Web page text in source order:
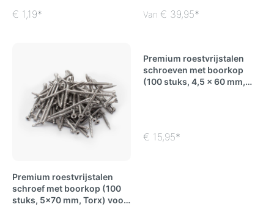
€ 1,19* Van € 39,95*
Premium roestvrijstalen
schroef met boorkop (100
stuks, 5x70 mm, Torx) voor
Premium roestvrijstalen
schroeven met boorkop
(100 stuks, 4,5 x 60 mm,
€ 15,95*